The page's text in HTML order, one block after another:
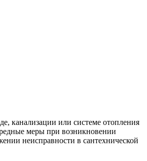
канализации или системе отопления
меры при возникновении
неисправности в сантехнической